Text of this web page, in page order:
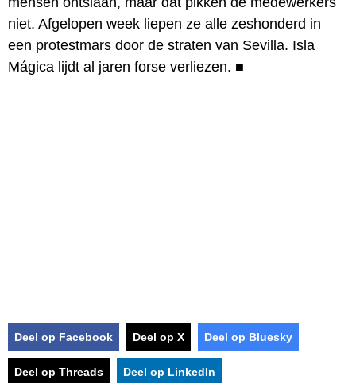
niet. Afgelopen week liepen ze alle zeshonderd in
een protestmars door de straten van Sevilla. Isla
Mágica lijdt al jaren forse verliezen. ■
Deel op Facebook Deel op X Deel op Bluesky
Deel op Threads Deel op LinkedIn